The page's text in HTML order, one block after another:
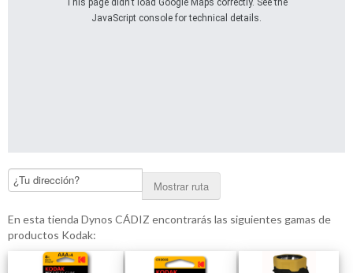
This page didn't load Google Maps correctly. See the
JavaScript console for technical details.
Mostrar ruta
En esta tienda Dynos CÁDIZ encontrarás las siguientes gamas de
productos Kodak: